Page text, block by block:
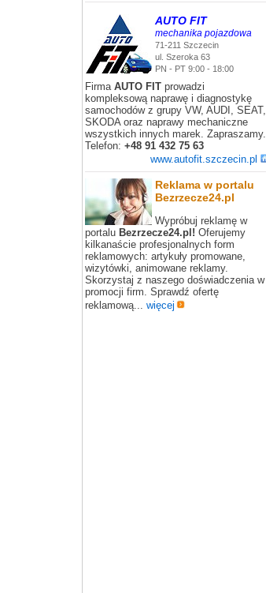
AUTO FIT
mechanika pojazdowa
71-211 Szczecin
ul. Szeroka 63
PN - PT 9:00 - 18:00
Firma AUTO FIT prowadzi
kompleksową naprawę i diagnostykę
samochodów z grupy VW, AUDI, SEAT,
SKODA oraz naprawy mechaniczne
wszystkich innych marek. Zapraszamy.
Telefon: +48 91 432 75 63
www.autofit.szczecin.pl
Reklama w portalu
Bezrzecze24.pl
Wypróbuj reklamę w
portalu Bezrzecze24.pl! Oferujemy
kilkanaście profesjonalnych form
reklamowych: artykuły promowane,
wizytówki, animowane reklamy.
Skorzystaj z naszego doświadczenia w
promocji firm. Sprawdź ofertę
reklamową... więcej